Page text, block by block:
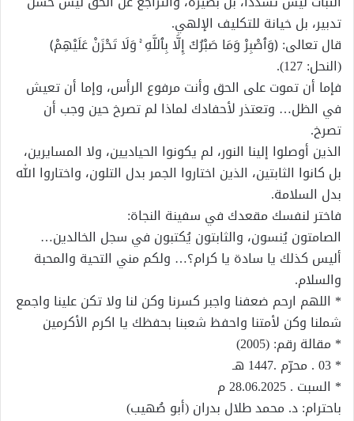
تدبير، بل خيانة للتكليف الإلهي.
قال تعالى: ﴿وَٱصْبِرْ وَمَا صَبْرُكَ إِلَّا بِٱللَّهِ ۚ وَلَا تَحْزَنْ عَلَيْهِمْ﴾
(النحل: 127).
فإما أن تموت على الحق وأنت مرفوع الرأس، وإما أن تعيش
في الظل… وتعتذر لأحفادك لماذا لم تصرخ حين وجب أن
تصرخ.
الذين أوصلوا إلينا النور، لم يكونوا الحياديين، ولا المسايرين،
بل كانوا الثابتين، الذين اختاروا الجمر بدل التلون، واختاروا الله
بدل السلامة.
فاختر لنفسك مقعدك في سفينة النجاة:
الصامتون يُنسون، والثابتون يُكتبون في سجل الخالدين…
أليس كذلك يا سادة يا كرام؟… ولكم مني التحية والمحبة
والسلام.
* اللهم ارحم ضعفنا واجبر كسرنا وكن لنا ولا تكن علينا واجمع
شملنا وكن لأمتنا واحفظ شعبنا بحفظك يا اكرم الأكرمين
* مقالة رقم: (2005)
* 03 . محرّم .1447 هـ
* السبت . 28.06.2025 م
باحترام: د. محمد طلال بدران (أبو صُهيب)